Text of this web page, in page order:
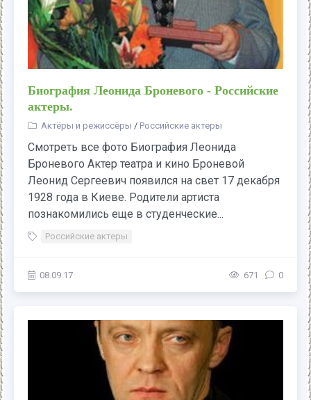
Биография Леонида Броневого - Российские
актеры.
Актёры и режиссёры / Российские актеры
Смотреть все фото Биография Леонида
Броневого Актер театра и кино Броневой
Леонид Сергеевич появился на свет 17 декабря
1928 года в Киеве. Родители артиста
познакомились еще в студенческие...
Российские актеры
08.09.17 671 0